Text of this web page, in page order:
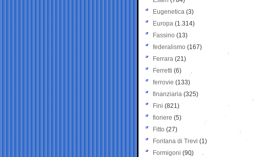
Eugenetica (3)
Europa (1.314)
Fassino (13)
federalismo (167)
Ferrara (21)
Ferretti (6)
ferrovie (133)
finanziaria (325)
Fini (821)
fioriere (5)
Fitto (27)
Fontana di Trevi (1)
Formigoni (90)